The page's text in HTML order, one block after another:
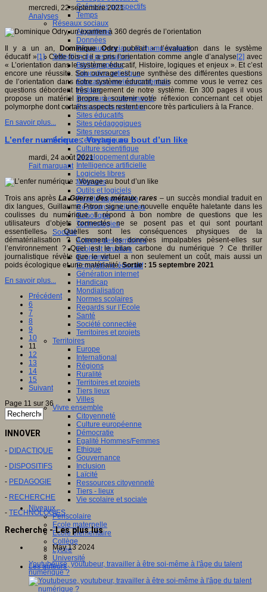
Scénarios prospectifs
Temps
Réseaux sociaux
Algorithme
Données
Réseaux sociaux et champ scolaire
Sélection de ressources
Bibliographies
Education artistique
Education environnementale
Histoire
Ressources citoyenneté
Ressources sciences
Sites éducatifs
Sites pédagogiques
Sites ressources
Sciences et techniques
Culture scientifique
Développement durable
Intelligence artificielle
Logiciels libres
Métavers
Outils et logiciels
Réalité augmentée
Ressources sciences
Robotique
Technologies
Société
Acteurs des territoires
Ecole et structure
Economie
Ecosystème éducatif
Génération internet
Handicap
Mondialisation
Normes scolaires
Regards sur l’Ecole
Santé
Société connectée
Territoires et projets
Territoires
Europe
International
Régions
Ruralité
Territoires et projets
Tiers lieux
Villes
Vivre ensemble
Citoyenneté
Culture européenne
Démocratie
Egalité Hommes/Femmes
Ethique
Gouvernance
Inclusion
Laïcité
Ressources citoyenneté
Tiers - lieux
Vie scolaire et sociale
Niveaux
Périscolaire
Ecole maternelle
Ecole élémentaire
Collège
Lycée
Université
Les auteurs
mercredi, 22 septembre 2021
Analyses
Il y a un an, Dominique Odrypubliait « l’évaluation dans le système
éducatif » [1]. Cette fois-ci il a pris l’orientation comme angle d’analyse [2] avec
« L’orientation dans le système éducatif, Histoire, logiques et enjeux ». Et c’est
encore une réussite. Son ouvrage est une synthèse des différentes questions
de l’orientation dans notre système éducatif, mais comme vous le verrez ces
questions débordent très largement de notre système. En 300 pages il vous
propose un matériel propre à soutenir votre réflexion concernant cet objet
polymorphe dont certains aspects restent encore très particuliers à la France.
En savoir plus...
L’enfer numérique : Voyage au bout d’un like
mardi, 24 août 2021
Fait marquant
Trois ans aprèsLa Guerre des métaux rares – un succès mondial traduit en
dix langues, Guillaume Pitron signe une nouvelle enquête haletante dans les
coulisses du numérique. Il répond à bon nombre de questions que les
utilisateurs d’objets connectés ne se posent pas et qui sont pourtant
essentielles : Quelles sont les conséquences physiques de la
dématérialisation ? Comment les données impalpables pèsent-elles sur
l’environnement ? Quel est le bilan carbone du numérique ? Ce thriller
journalistique révèle que le virtuel a non seulement un coût, mais aussi un
poids écologique et une matérialité.Sortie : 15 septembre 2021
En savoir plus...
Précédent
6
7
8
9
10
11
12
13
14
15
Suivant
Page 11 sur 36
INNOVER
- DIDACTIQUE
- DISPOSITIFS
- PEDAGOGIE
- RECHERCHE
- TECHNOLOGIES
Recherche - Les plus lus
May 13 2024
Youtubeuse, youtubeur, travailler à être soi-même à l'âge du talent
numérique ?